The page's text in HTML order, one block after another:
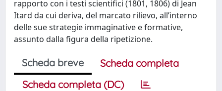
rapporto con i testi scientifici (1801, 1806) di Jean
Itard da cui deriva, del marcato rilievo, all’interno
delle sue strategie immaginative e formative,
assunto dalla figura della ripetizione.
Scheda breve
Scheda completa
Scheda completa (DC)